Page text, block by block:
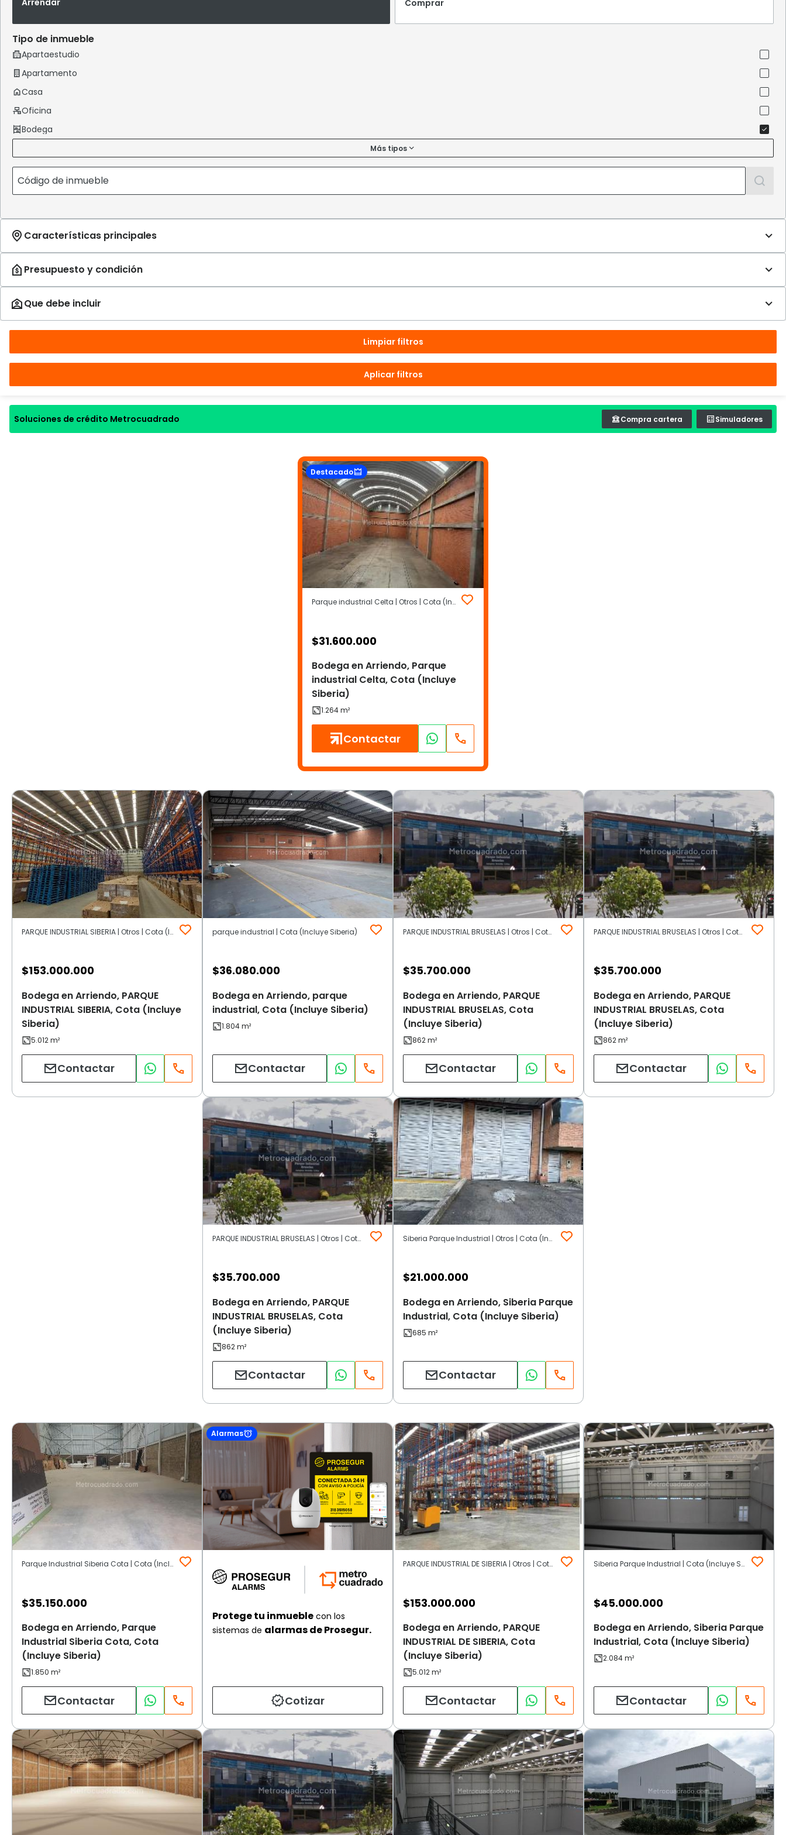
Arrendar Comprar
Tipo de inmueble
Más tipos
Limpiar filtros
Aplicar filtros
Soluciones de crédito Metrocuadrado Compra cartera Simuladores
Destacado
Parque industrial Celta | Otros | Cota (Incluye Siberia)
$31.600.000
Bodega en Arriendo, Parque
industrial Celta, Cota (Incluye
Siberia)
Contactar
PARQUE INDUSTRIAL SIBERIA | Otros | Cota (Incluye Siberia)
$153.000.000
Bodega en Arriendo, PARQUE
INDUSTRIAL SIBERIA, Cota (Incluye
Siberia)
Contactar
parque industrial | Cota (Incluye Siberia)
$36.080.000
Bodega en Arriendo, parque
industrial, Cota (Incluye Siberia)
Contactar
PARQUE INDUSTRIAL BRUSELAS | Otros | Cota (Incluye Siberia)
$35.700.000
Bodega en Arriendo, PARQUE
INDUSTRIAL BRUSELAS, Cota
(Incluye Siberia)
Contactar
PARQUE INDUSTRIAL BRUSELAS | Otros | Cota (Incluye Siberia)
$35.700.000
Bodega en Arriendo, PARQUE
INDUSTRIAL BRUSELAS, Cota
(Incluye Siberia)
Contactar
PARQUE INDUSTRIAL BRUSELAS | Otros | Cota (Incluye Siberia)
$35.700.000
Bodega en Arriendo, PARQUE
INDUSTRIAL BRUSELAS, Cota
(Incluye Siberia)
Contactar
Siberia Parque Industrial | Otros | Cota (Incluye Siberia)
$21.000.000
Bodega en Arriendo, Siberia Parque
Industrial, Cota (Incluye Siberia)
Contactar
Parque Industrial Siberia Cota | Cota (Incluye Siberia)
$35.150.000
Bodega en Arriendo, Parque
Industrial Siberia Cota, Cota
(Incluye Siberia)
Contactar
Alarmas
Protege tu inmueble con los
sistemas de alarmas de Prosegur.
Cotizar
PARQUE INDUSTRIAL DE SIBERIA | Otros | Cota (Incluye Siberia)
$153.000.000
Bodega en Arriendo, PARQUE
INDUSTRIAL DE SIBERIA, Cota
(Incluye Siberia)
Contactar
Siberia Parque Industrial | Cota (Incluye Siberia)
$45.000.000
Bodega en Arriendo, Siberia Parque
Industrial, Cota (Incluye Siberia)
Contactar